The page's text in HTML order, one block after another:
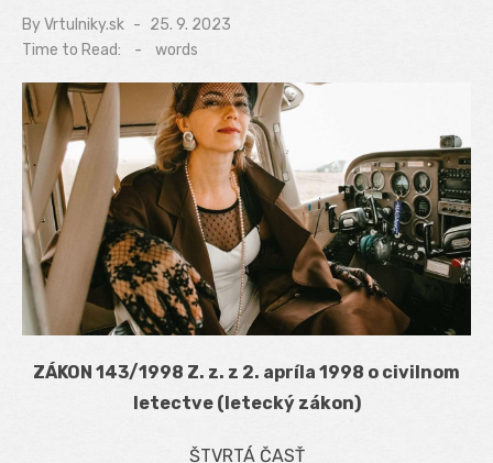
ByVrtulniky.sk
Posted
on
25. 9. 2023
Time to Read:
- words
ZÁKON 143/1998 Z. z. z 2. apríla 1998 o civilnom
letectve (letecký zákon)
ŠTVRTÁ ČASŤ